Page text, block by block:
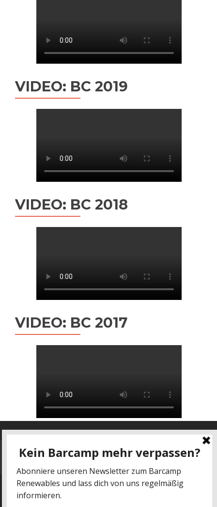
VIDEO: BC 2019
VIDEO: BC 2018
VIDEO: BC 2017
Datenschutz-Impressum
kontakt@barcamp-renewables.de